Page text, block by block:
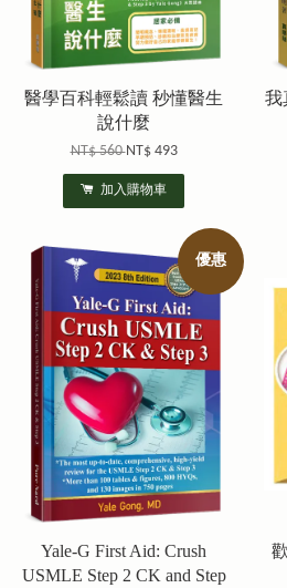
醫學百科輕鬆讀 秒懂醫生
說什麼
NT$ 560NT$ 493
加入購物車
我
優惠
Yale-G First Aid: Crush
USMLE Step 2 CK and Step